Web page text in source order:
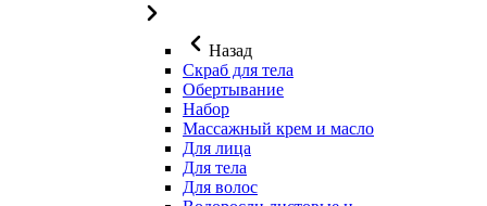
Назад
Скраб для тела
Обертывание
Набор
Массажный крем и масло
Для лица
Для тела
Для волос